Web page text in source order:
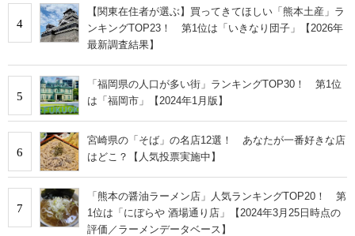
4
【関東在住者が選ぶ】買ってきてほしい「熊本土産」ラ
ンキングTOP23！ 第1位は「いきなり団子」【2026年
最新調査結果】
5
「福岡県の人口が多い街」ランキングTOP30！ 第1位
は「福岡市」【2024年1月版】
6
宮崎県の「そば」の名店12選！ あなたが一番好きな店
はどこ？【人気投票実施中】
7
「熊本の醤油ラーメン店」人気ランキングTOP20！ 第
1位は「にぼらや 酒場通り店」【2024年3月25日時点の
評価／ラーメンデータベース】